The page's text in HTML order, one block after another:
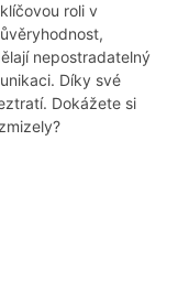
roli v
nepostradatelný
Díky své
Dokážete si